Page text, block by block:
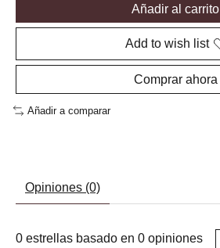
Añadir al carrito
Add to wish list
Comprar ahora
Añadir a comparar
Opiniones (0)
0 estrellas basado en 0 opiniones